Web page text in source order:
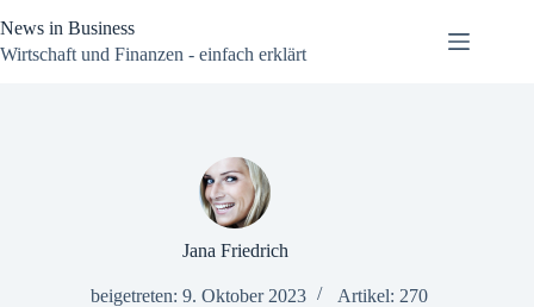
Inhalt
springen
News in Business
Wirtschaft und Finanzen - einfach erklärt
Jana Friedrich
beigetreten: 9. Oktober 2023 Artikel: 270